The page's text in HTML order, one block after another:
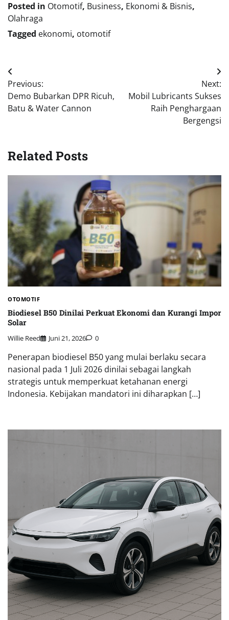
Posted in Otomotif, Business, Ekonomi & Bisnis,
Olahraga
Tagged ekonomi, otomotif
Navigasi
pos
Previous:
Demo Bubarkan DPR Ricuh,
Batu & Water Cannon
Next:
Mobil Lubricants Sukses
Raih Penghargaan
Bergengsi
Related Posts
OTOMOTIF
Biodiesel B50 Dinilai Perkuat Ekonomi dan Kurangi Impor
Solar
Willie Reed Juni 21, 2026 0
Penerapan biodiesel B50 yang mulai berlaku secara
nasional pada 1 Juli 2026 dinilai sebagai langkah
strategis untuk memperkuat ketahanan energi
Indonesia. Kebijakan mandatori ini diharapkan […]